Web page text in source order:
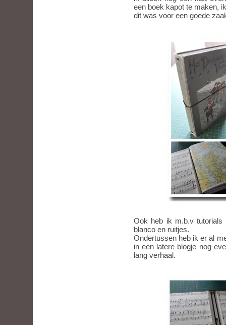
een boek kapot te maken,
dit was voor een goede
Ook heb ik m.b.v tutorials
blanco en ruitjes.
Ondertussen heb ik er al
in een latere blogje nog
lang verhaal.